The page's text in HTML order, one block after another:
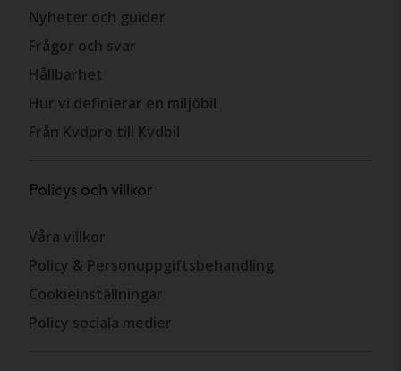
Nyheter och guider
Frågor och svar
Hållbarhet
Hur vi definierar en miljöbil
Från Kvdpro till Kvdbil
Policys och villkor
Våra villkor
Policy & Personuppgiftsbehandling
Cookieinställningar
Policy sociala medier